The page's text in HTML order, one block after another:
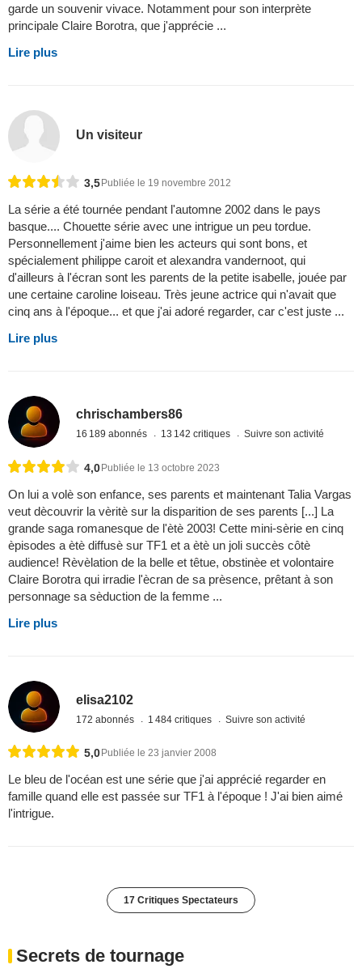
garde un souvenir vivace. Notamment pour son interprète
principale Claire Borotra, que j'apprécie ...
Lire plus
Un visiteur
3,5Publiée le 19 novembre 2012
La série a été tournée pendant l'automne 2002 dans le pays
basque.... Chouette série avec une intrigue un peu tordue.
Personnellement j'aime bien les acteurs qui sont bons, et
spécialement philippe caroit et alexandra vandernoot, qui
d'ailleurs à l'écran sont les parents de la petite isabelle, jouée par
une certaine caroline loiseau. Très jeune actrice qui n'avait que
cinq ans à l'époque... et que j'ai adoré regarder, car c'est juste ...
Lire plus
chrischambers86
16 189 abonnés 13 142 critiques Suivre son activité
4,0 Publiée le 13 octobre 2023
On lui a volè son enfance, ses parents et maintenant Talia Vargas
veut dècouvrir la vèritè sur la disparition de ses parents [...] La
grande saga romanesque de l'ètè 2003! Cette mini-sèrie en cinq
èpisodes a ètè diffusè sur TF1 et a ètè un joli succès côtè
audience! Rèvèlation de la belle et têtue, obstinèe et volontaire
Claire Borotra qui irradie l'ècran de sa prèsence, prêtant à son
personnage sa sèduction de la femme ...
Lire plus
elisa2102
172 abonnés 1 484 critiques Suivre son activité
5,0 Publiée le 23 janvier 2008
Le bleu de l'océan est une série que j'ai apprécié regarder en
famille quand elle est passée sur TF1 à l'époque ! J'ai bien aimé
l'intrigue.
17 Critiques Spectateurs
Secrets de tournage